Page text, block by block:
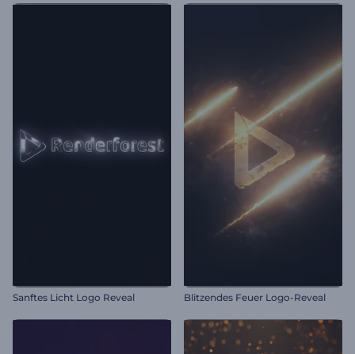
Sanftes Licht Logo Reveal Blitzendes Feuer Logo-Reveal